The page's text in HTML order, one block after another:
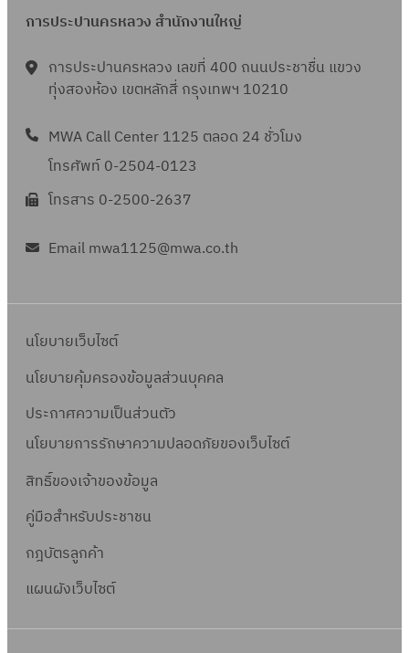
การประปานครหลวง สำนักงานใหญ่
การประปานครหลวง เลขที่ 400 ถนนประชาชื่น แขวง
ทุ่งสองห้อง เขตหลักสี่ กรุงเทพฯ 10210
MWA Call Center 1125 ตลอด 24 ชั่วโมง
โทรศัพท์ 0-2504-0123
โทรสาร 0-2500-2637
Email mwa1125@mwa.co.th
นโยบายเว็บไซต์
นโยบายคุ้มครองข้อมูลส่วนบุคคล
ประกาศความเป็นส่วนตัว
นโยบายการรักษาความปลอดภัยของเว็บไซต์
สิทธิ์ของเจ้าของข้อมูล
คู่มือสำหรับประชาชน
กฎบัตรลูกค้า
แผนผังเว็บไซต์